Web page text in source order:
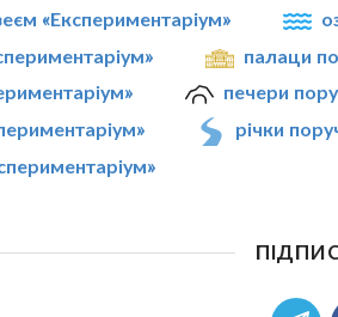
«Експериментаріум»
палаци
печери
річки